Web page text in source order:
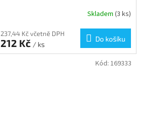
Skladem (3 ks)
237,44 Kč včetně DPH
212 Kč / ks
Do košíku
Kód: 169333